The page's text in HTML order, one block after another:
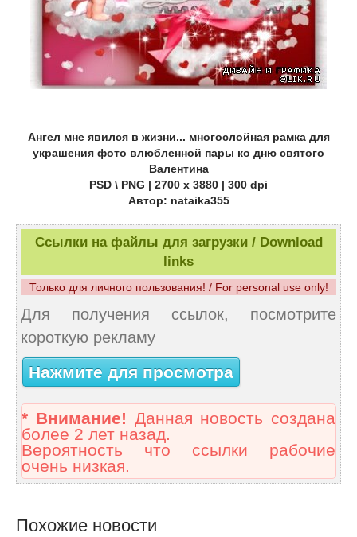
Ангел мне явился в жизни... многослойная рамка для
украшения фото влюбленной пары ко дню святого
Валентина
PSD \ PNG | 2700 x 3880 | 300 dpi
Автор: nataika355
Ссылки на файлы для загрузки / Download
links
Только для личного пользования! / For personal use only!
Для получения ссылок, посмотрите
короткую рекламу
Нажмите для просмотра
* Внимание! Данная новость создана
более 2 лет назад.
Вероятность что ссылки рабочие
очень низкая.
Похожие новости